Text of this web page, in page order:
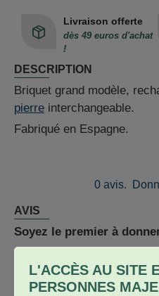
L'ACCÈS AU SITE
PERSONNES
Livraison offerte
dès 49 euros d'achat
!
DESCRIPTION
Briquet grand modèle,
pierre interchangeable.
Fabriqué en Espagne.
0 avis.
AVIS
Soyez le premier à
Donnez votre avis
Nom